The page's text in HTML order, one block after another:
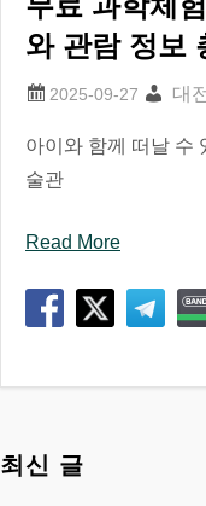
와 관람 정보
대
아이와 함께 떠날 수
술관
Read More
최신 글